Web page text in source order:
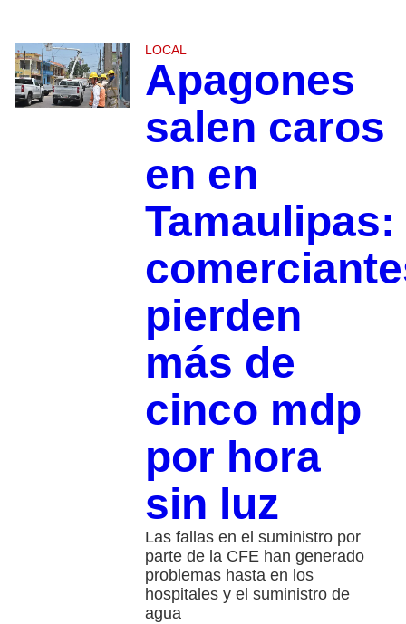
LOCAL
Apagones
salen caros
en en
Tamaulipas:
pierden
más de
cinco mdp
por hora
sin luz
Las fallas en el suministro por
parte de la CFE han generado
problemas hasta en los
hospitales y el suministro de
agua